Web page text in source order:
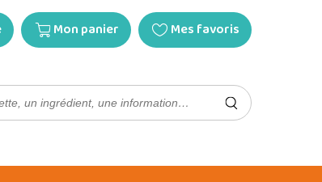
Mon panier Mes favoris